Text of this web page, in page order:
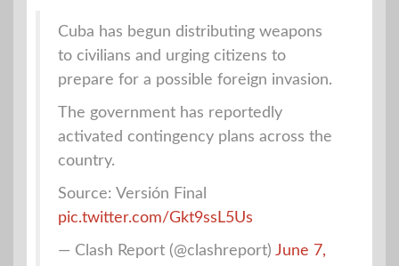
Cuba has begun distributing weapons
to civilians and urging citizens to
prepare for a possible foreign invasion.
The government has reportedly
activated contingency plans across the
country.
Source: Versión Final
pic.twitter.com/Gkt9ssL5Us
— Clash Report (@clashreport) June 7,